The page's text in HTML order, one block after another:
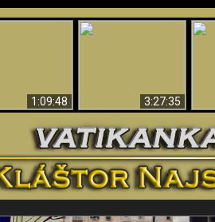
1:09:48 3:27:35